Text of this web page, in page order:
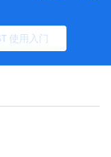
使用入门